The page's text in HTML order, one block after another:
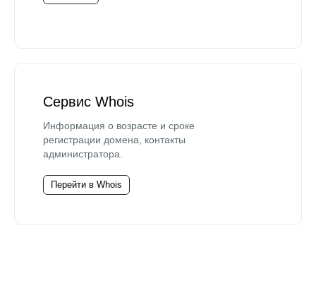
Сервис Whois
Информация о возрасте и сроке
регистрации домена, контакты
администратора.
Перейти в Whois